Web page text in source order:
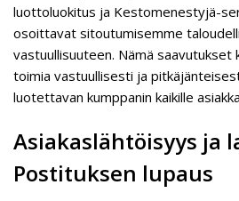
luottoluokitus ja Kestomenestyjä-
osoittavat sitoutumisemme
vastuullisuuteen. Nämä
toimia vastuullisesti ja
luotettavan kumppanin kaikille
Asiakaslähtöisyys ja
Postituksen lupaus